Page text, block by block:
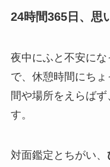
24時間365日、思
夜中にふと不安に
で、休憩時間にち
間や場所をえらば
す。
対面鑑定とちがい、